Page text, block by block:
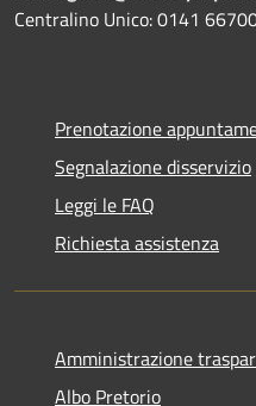
Centralino Unico: 0141
Prenotazione
Segnalazione disservizio
Leggi le FAQ
Richiesta assistenza
Amministrazione
Albo Pretorio